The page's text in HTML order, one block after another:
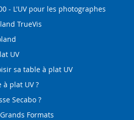
- L'UV pour les photographes
TrueVis
UV
sa table à plat UV
plat UV ?
Secabo ?
Formats